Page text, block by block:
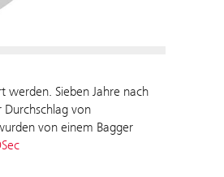
werden. Sieben Jahre nach
von
von einem Bagger